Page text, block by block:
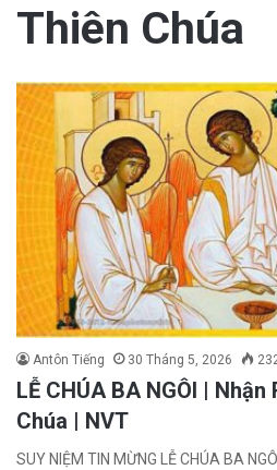
Thiên Chúa
Antôn Tiếng 30 Tháng 5, 2026
LỄ CHÚA BA NGÔI | Nhận
Chúa | NVT
SUY NIỆM TIN MỪNG LỄ CHÚA BA